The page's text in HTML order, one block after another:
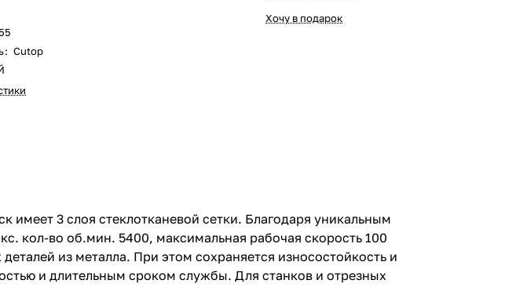
: Cutop
Хочу в подарок
3 слоя стеклотканевой сетки. Благодаря уникальным
кол-во об.мин. 5400, максимальная рабочая скорость 100
из металла. При этом сохраняется износостойкость и
и длительным сроком службы. Для станков и отрезных